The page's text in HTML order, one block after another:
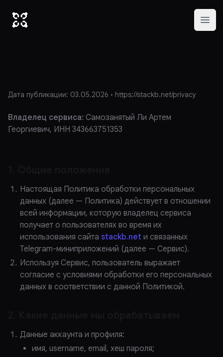
Стак B
Дата публикации: 03.05.2026 • https://stackb.net/privacy
Владелец сервиса: Самозанятый Ли Артем
Георгиевич, ИНН 343663751353
Настоящая Политика обработки персональных
данных (далее — Политика) действует в отношении
всей информации, которую владелец сервиса
получает о пользователях во время их
использования сайта stackb.net и связанных
Telegram-миниприложений (далее — Сервис).
Используя Сервис, пользователь выражает
согласие с условиями обработки его персональных
данных в соответствии с данной Политикой.
Данные аккаунта и профиля:
имя, username, email, хеш пароля;